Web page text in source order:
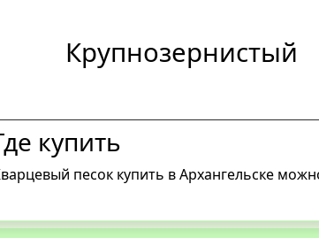
Крупнозернистый
купить
песок купить в Архангельске